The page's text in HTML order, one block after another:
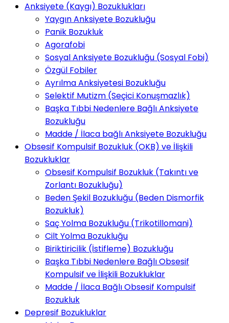
Anksiyete (Kaygı) Bozuklukları
Yaygın Anksiyete Bozukluğu
Panik Bozukluk
Agorafobi
Sosyal Anksiyete Bozukluğu (Sosyal Fobi)
Özgül Fobiler
Ayrılma Anksiyetesi Bozukluğu
Selektif Mutizm (Seçici Konuşmazlık)
Başka Tıbbi Nedenlere Bağlı Anksiyete
Bozukluğu
Madde / İlaca bağlı Anksiyete Bozukluğu
Obsesif Kompulsif Bozukluk (OKB) ve İlişkili
Bozukluklar
Obsesif Kompulsif Bozukluk (Takıntı ve
Zorlantı Bozukluğu)
Beden Şekil Bozukluğu (Beden Dismorfik
Bozukluk)
Saç Yolma Bozukluğu (Trikotillomani)
Cilt Yolma Bozukluğu
Biriktiricilik (İstifleme) Bozukluğu
Başka Tıbbi Nedenlere Bağlı Obsesif
Kompulsif ve İlişkili Bozukluklar
Madde / İlaca Bağlı Obsesif Kompulsif
Bozukluk
Depresif Bozukluklar